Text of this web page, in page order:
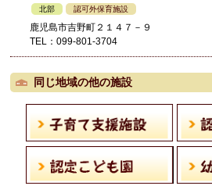
北部 認可外保育施設
鹿児島市吉野町２１４７－９
TEL：099-801-3704
同じ地域の他の施設